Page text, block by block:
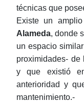
técnicas que
Existe un
Alameda, donde
un espacio
proximidades-
y que existió
anterioridad y
mantenimiento.-